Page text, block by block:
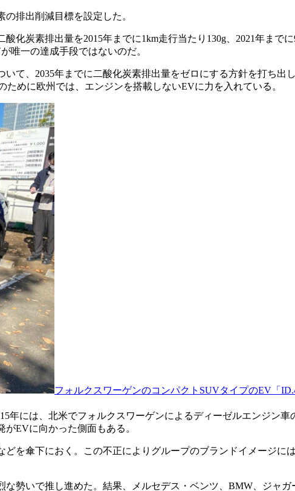
排出削減目標を設定した。
化炭素排出量を2015年までに1km走行当たり130g、2021年まで
唯一の達成手段ではないのだ。
て、2035年までに二酸化炭素排出量をゼロにする方針を打ち出
めに欧州では、エンジンを搭載しないEVに力を入れている。
フォルクスワーゲンのコンパクトSUVタイプのEV「
年には、北米でフォルクスワーゲンによるディーゼルエンジン
EVに向かった側面もある。
を傘下におく。この不正によりグループのブランドイメージに
勢いで推し進めた。結果、メルセデス・ベンツ、BMW、ジャ